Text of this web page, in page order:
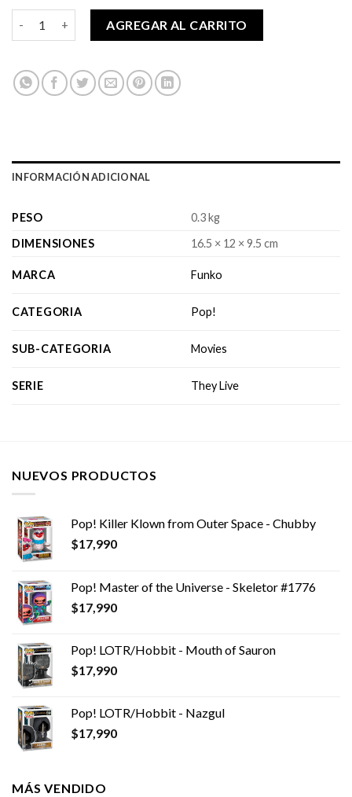
$12,990.$9,990.
AGREGAR AL CARRITO
INFORMACIÓN ADICIONAL
PESO
0.3 kg
DIMENSIONES
16.5 × 12 × 9.5 cm
MARCA Funko
CATEGORIA Pop!
SUB-CATEGORIA Movies
SERIE They Live
NUEVOS PRODUCTOS
Pop! Killer Klown from Outer Space - Chubby
$17,990
Pop! Master of the Universe - Skeletor #1776
$17,990
Pop! LOTR/Hobbit - Mouth of Sauron
$17,990
Pop! LOTR/Hobbit - Nazgul
$17,990
MÁS VENDIDO